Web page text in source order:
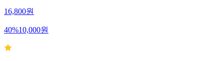
16,800원
40%10,000원